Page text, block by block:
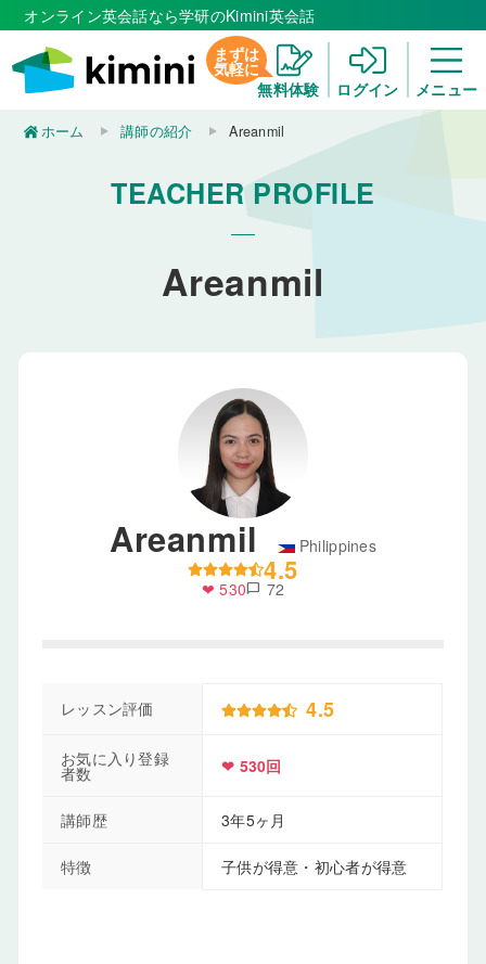
オンライン英会話なら学研のKimini英会話
まずは
気軽に
無料体験
ログイン メニュー
ホーム 講師の紹介 Areanmil
TEACHER PROFILE
Areanmil
Areanmil Philippines
4.5
❤ 530chat_bubble 72
レッスン評価 4.5
お気に入り登録
者数 ❤ 530回
講師歴 3年5ヶ月
特徴 子供が得意・初心者が得意